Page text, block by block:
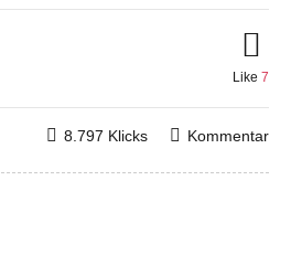
Like 7
Kommentar
8.797 Klicks